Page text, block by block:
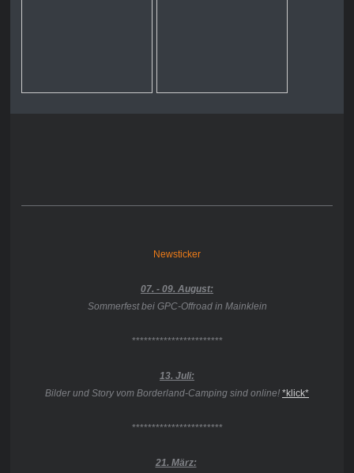
Newsticker
07. - 09. August:
Sommerfest bei GPC-Offroad in Mainklein
***********************
13. Juli:
Bilder und Story vom Borderland-Camping sind online! *klick*
***********************
21. März: